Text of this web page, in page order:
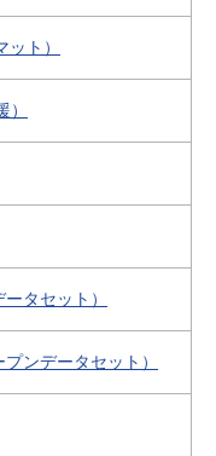
ト）
タセット）
ンデータセット）